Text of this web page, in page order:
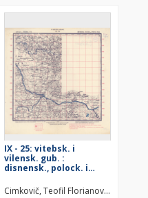
topografičeskij otdel Rosja.
IX - 25: vitebsk. i
vilensk. gub. :
disnensk., polock. i
Cimkovič, Teofil Florianovič